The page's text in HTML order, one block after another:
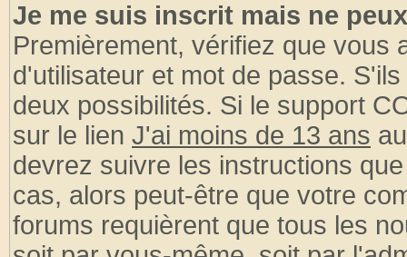
Je me suis inscrit mais ne
Premièrement, vérifiez que vous
d'utilisateur et mot de passe.
deux possibilités. Si le support
sur le lien J'ai moins de 13 ans
devrez suivre les instructions
cas, alors peut-être que votre
forums requièrent que tous les